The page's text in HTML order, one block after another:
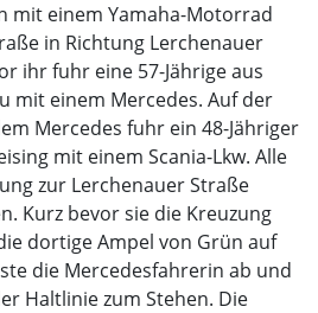
mit einem Yamaha-Motorrad
in Richtung Lerchenauer
ihr fuhr eine 57-Jährige aus
mit einem Mercedes. Auf der
Mercedes fuhr ein 48-Jähriger
mit einem Scania-Lkw. Alle
zur Lerchenauer Straße
Kurz bevor sie die Kreuzung
dortige Ampel von Grün auf
die Mercedesfahrerin ab und
Haltlinie zum Stehen. Die